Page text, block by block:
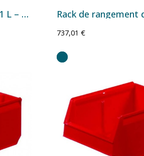
Bac à bec Storefix bleu 11 L – bac plastique de rangement professionnel
737,01 €